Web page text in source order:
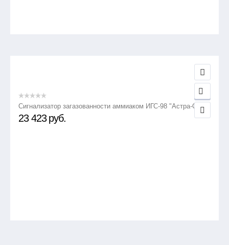
Сигнализатор загазованности аммиаком ИГС-98 "Астра-СВ"
23 423 руб.